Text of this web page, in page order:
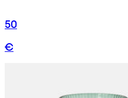
50
€